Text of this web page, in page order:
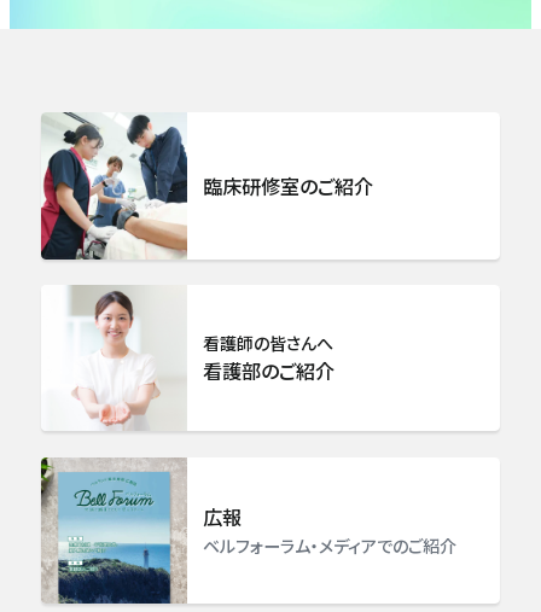
総合整形外科
リハビリテーション科
脳卒中センター 脳神経外科
心臓血管外科
泌尿器科
眼科
臨床研修室のご紹介
看護師の皆さんへ
看護部のご紹介
広報
ベルフォーラム・メディアでのご紹介